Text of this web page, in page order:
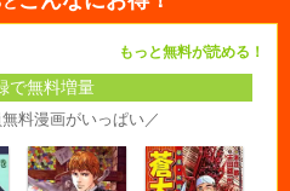
もっと無料が読める！
で無料増量
料漫画がいっぱい／